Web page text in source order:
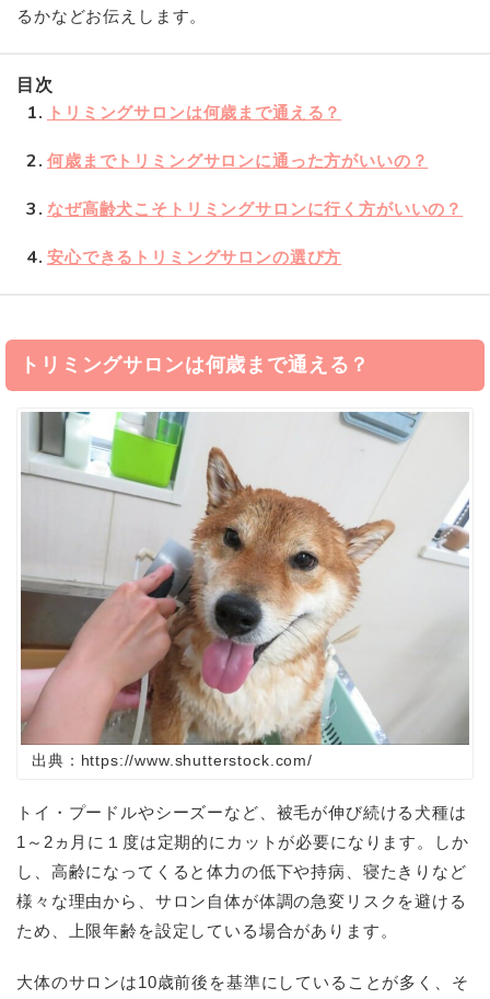
るかなどお伝えします。
目次
1 トリミングサロンは何歳まで通える？
2 何歳までトリミングサロンに通った方がいいの？
3 なぜ高齢犬こそトリミングサロンに行く方がいいの？
4 安心できるトリミングサロンの選び方
トリミングサロンは何歳まで通える？
出典：https://www.shutterstock.com/
トイ・プードルやシーズーなど、被毛が伸び続ける犬種は
1～2ヵ月に１度は定期的にカットが必要になります。しか
し、高齢になってくると体力の低下や持病、寝たきりなど
様々な理由から、サロン自体が体調の急変リスクを避ける
ため、上限年齢を設定している場合があります。
大体のサロンは10歳前後を基準にしていることが多く、そ